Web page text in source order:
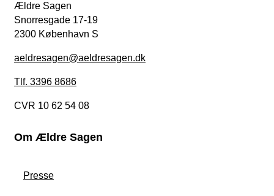
Ældre Sagen
Snorresgade 17-19
2300 København S
aeldresagen@aeldresagen.dk
Tlf. 3396 8686
CVR 10 62 54 08
Om Ældre Sagen
Presse